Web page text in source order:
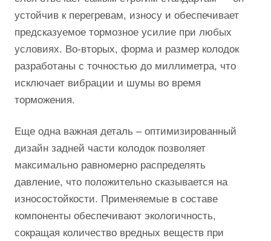
устойчив к перегревам, износу и обеспечивает
предсказуемое тормозное усилие при любых
условиях. Во-вторых, форма и размер колодок
разработаны с точностью до миллиметра, что
исключает вибрации и шумы во время
торможения.
Еще одна важная деталь – оптимизированный
дизайн задней части колодок позволяет
максимально равномерно распределять
давление, что положительно сказывается на
износостойкости. Применяемые в составе
компоненты обеспечивают экологичность,
сокращая количество вредных веществ при